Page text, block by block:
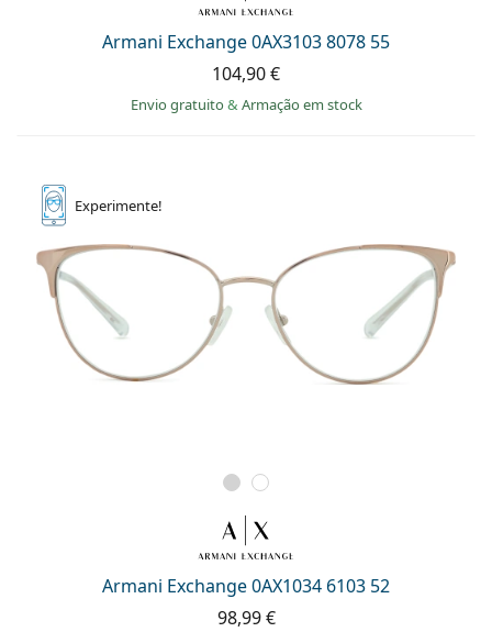
Armani Exchange 0AX3103 8078 55
104,90 €
Envio gratuito& Armação em stock
Experimente!
Armani Exchange 0AX1034 6103 52
98,99 €